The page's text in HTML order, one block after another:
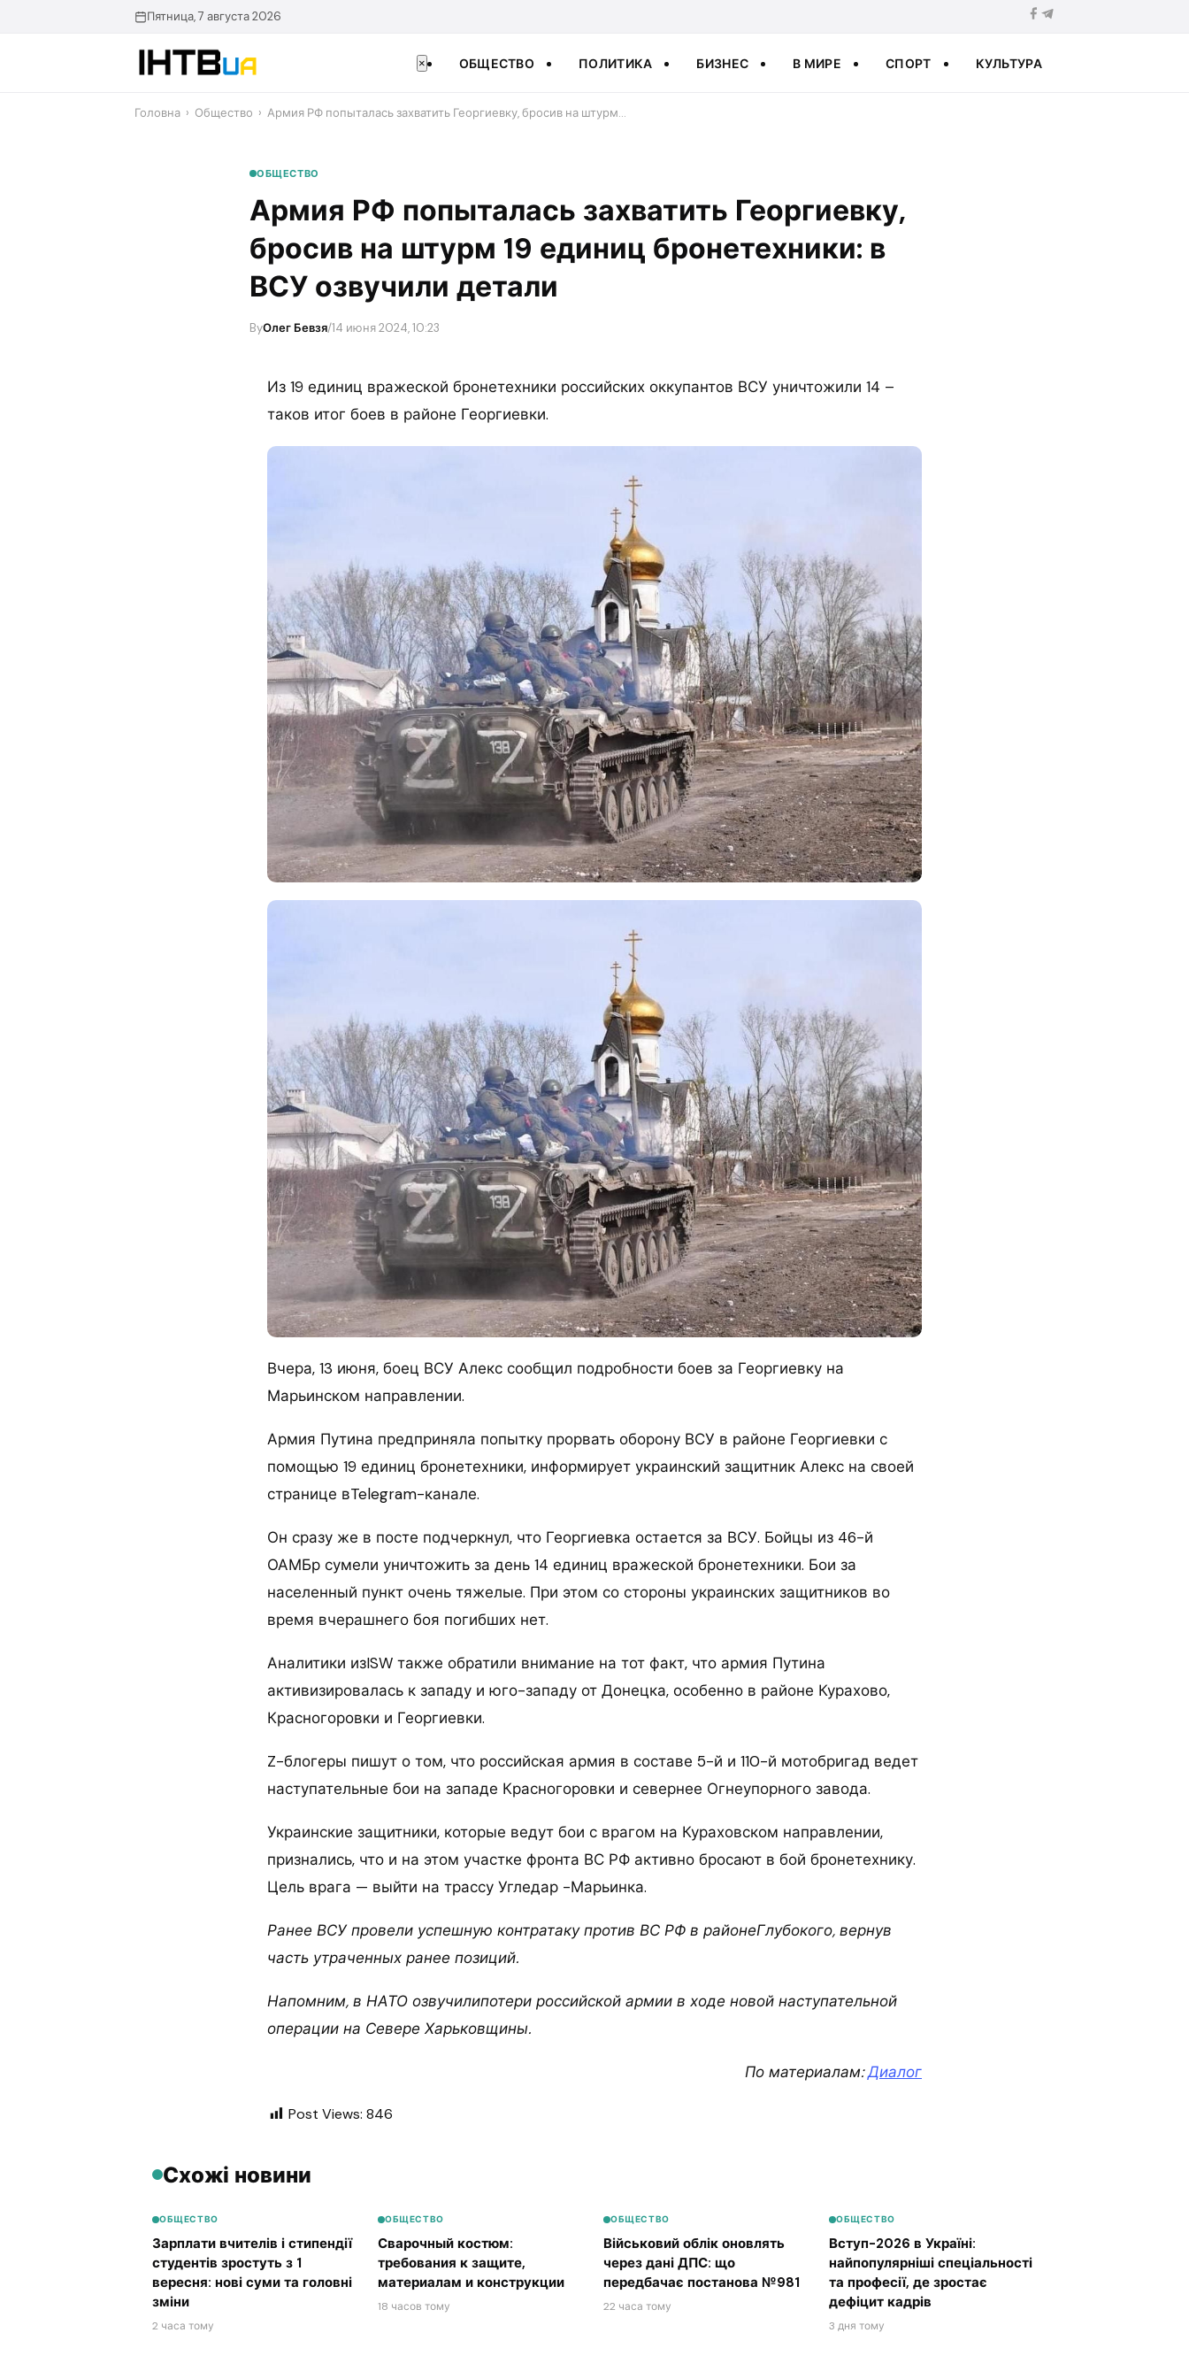
Пятница, 7 августа 2026
× ОБЩЕСТВО ПОЛИТИКА БИЗНЕС В МИРЕ СПОРТ КУЛЬТУРА
Головна › Общество › Армия РФ попыталась захватить Георгиевку, бросив на штурм…
ОБЩЕСТВО
Армия РФ попыталась захватить Георгиевку,
бросив на штурм 19 единиц бронетехники: в
ВСУ озвучили детали
ByОлег Бевзя/14 июня 2024, 10:23
Из 19 единиц вражеской бронетехники российских оккупантов ВСУ уничтожили 14 –
таков итог боев в районе Георгиевки.
Вчера, 13 июня, боец ВСУ Алекс сообщил подробности боев за Георгиевку на
Марьинском направлении.
Армия Путина предприняла попытку прорвать оборону ВСУ в районе Георгиевки с
помощью 19 единиц бронетехники, информирует украинский защитник Алекс на своей
странице вTelegram-канале.
Он сразу же в посте подчеркнул, что Георгиевка остается за ВСУ. Бойцы из 46-й
ОАМБр сумели уничтожить за день 14 единиц вражеской бронетехники. Бои за
населенный пункт очень тяжелые. При этом со стороны украинских защитников во
время вчерашнего боя погибших нет.
Аналитики изISW также обратили внимание на тот факт, что армия Путина
активизировалась к западу и юго-западу от Донецка, особенно в районе Курахово,
Красногоровки и Георгиевки.
Z-блогеры пишут о том, что российская армия в составе 5-й и 110-й мотобригад ведет
наступательные бои на западе Красногоровки и севернее Огнеупорного завода.
Украинские защитники, которые ведут бои с врагом на Кураховском направлении,
признались, что и на этом участке фронта ВС РФ активно бросают в бой бронетехнику.
Цель врага — выйти на трассу Угледар -Марьинка.
Ранее ВСУ провели успешную контратаку против ВС РФ в районеГлубокого, вернув
часть утраченных ранее позиций.
Напомним, в НАТО озвучилипотери российской армии в ходе новой наступательной
операции на Севере Харьковщины.
По материалам:Диалог
Post Views: 846
Схожі новини
ОБЩЕСТВО
Зарплати вчителів і стипендії
студентів зростуть з 1
вересня: нові суми та головні
зміни
2 часа тому
ОБЩЕСТВО
Сварочный костюм:
требования к защите,
материалам и конструкции
18 часов тому
ОБЩЕСТВО
Військовий облік оновлять
через дані ДПС: що
передбачає постанова №981
22 часа тому
ОБЩЕСТВО
Вступ-2026 в Україні:
найпопулярніші спеціальності
та професії, де зростає
дефіцит кадрів
3 дня тому